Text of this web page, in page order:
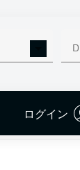
ログイン